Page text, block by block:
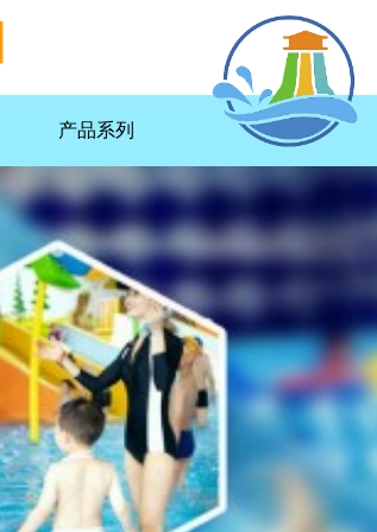
产品系列